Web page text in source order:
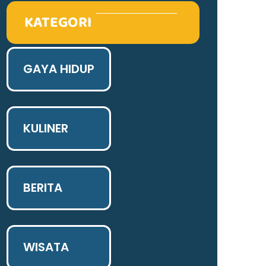
KATEGORI
GAYA HIDUP
KULINER
BERITA
WISATA